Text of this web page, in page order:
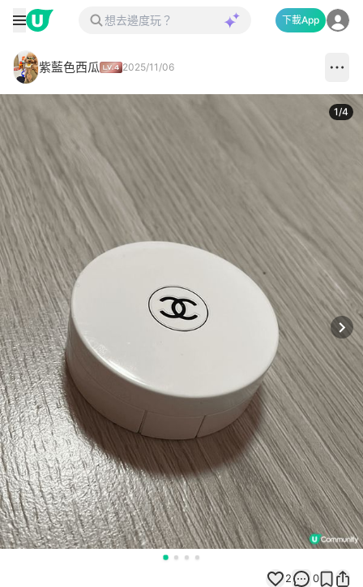
下載App
紫藍色西瓜 2025/11/06
1/4
2 0